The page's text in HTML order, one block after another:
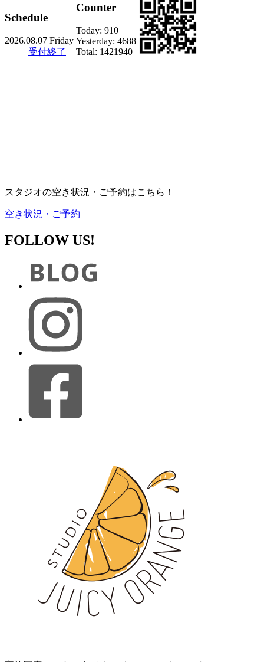
Schedule
2026.08.07 Friday
受付終了
Counter
Today: 910
Yesterday: 4688
Total: 1421940
スタジオの空き状況・ご予約はこちら！
空き状況・ご予約
FOLLOW US!